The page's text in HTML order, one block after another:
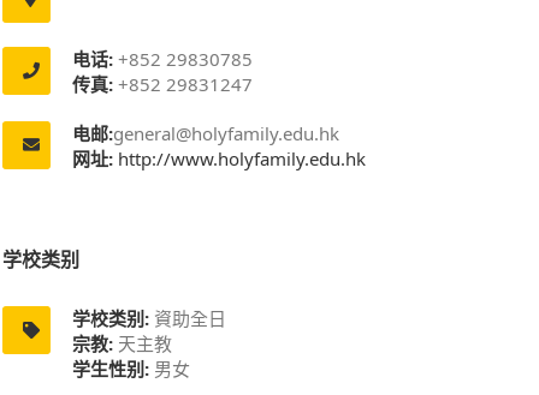
电话: +852 29830785
传真: +852 29831247
电邮:general@holyfamily.edu.hk
网址: http://www.holyfamily.edu.hk
学校类别
学校类别: 資助全日
宗教: 天主教
学生性别: 男女